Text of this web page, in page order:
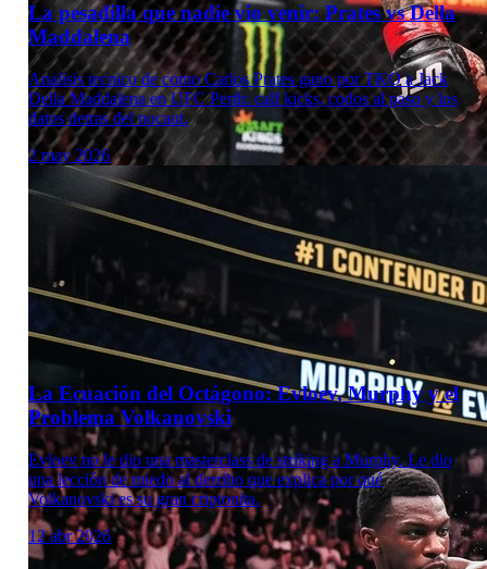
Laboratorio Técnico
La pesadilla que nadie vio venir: Prates vs Della
Maddalena
Analisis tecnico de como Carlos Prates gano por TKO a Jack
Della Maddalena en UFC Perth: calf kicks, codos al paso y los
datos detras del nocaut.
2 may 2026
La Ecuación del Octágono: Evloev, Murphy y el
Problema Volkanovski
Evloev no le dio una masterclass de striking a Murphy. Le dio
una lección de miedo al derribo que explica por qué
Volkanovski es su gran criptonita.
12 abr 2026